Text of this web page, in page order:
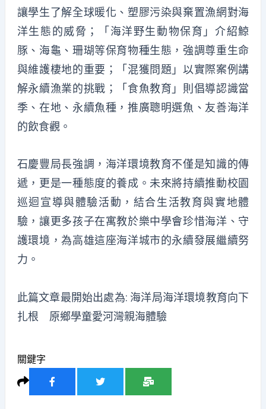
讓學生了解全球暖化、塑膠污染與棄置漁網對海
洋生態的威脅；「海洋野生動物保育 」介紹鯨
豚、海龜、珊瑚等保育物種生態，強調尊重生命
與維護棲地的重要；「混獲問題」以實際案例講
解永續漁業的挑戰；「食魚教育」則倡導認識當
季、在地、永續魚種，推廣聰明選魚、友善海洋
的飲食觀。
石慶豐局長強調 ， 海洋環境教育不僅是知識的傳
遞，更是一種態度的養成。未來將持續推動校園
巡迴宣導與體驗活動，結合生活教育與實地體
驗，讓更多孩子在寓教於樂中學會珍惜海洋、守
護環境，為高雄這座海洋城市的永續發展繼續努
力。
此篇文章最開始出處為: 海洋局海洋環境教育向下
扎根 原鄉學童愛河灣親海體驗
關鍵字